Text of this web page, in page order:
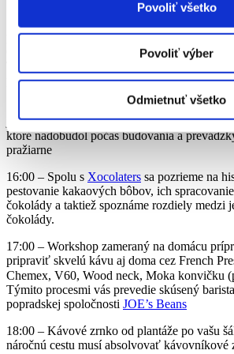
Povoliť všetko
Povoliť výber
Odmietnuť všetko
11:00 – Workshop zameraný na domácu
pripraviť skvelú kávu aj doma cez French
Chemex, V60, Wood neck, Moka konvičku
popradskej spoločnostiJOE’s Beans
15:00 – Príbeh kávy. Zážitky Andreja Šoltésa
jeho ciest po kávovníkových plantážach a
ktoré nadobudol počas budovania a
pražiarne
16:00 – Spolu s Xocolaters sa pozrieme na
pestovanie kakaových bôbov, ich
čokolády a taktiež spoznáme rozdiely medzi
čokolády.
17:00 – Workshop zameraný na domácu
pripraviť skvelú kávu aj doma cez French
Chemex, V60, Wood neck, Moka konvičku
Týmito procesmi vás prevedie skúsený
popradskej spoločnosti JOE’s Beans
18:00 – Kávové zrnko od plantáže po vašu
náročnú cestu musí absolvovať kávovníkové